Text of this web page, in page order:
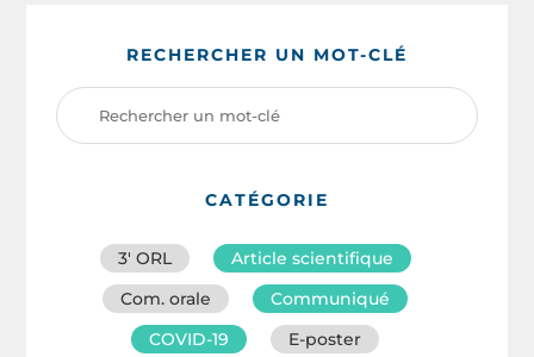
RECHERCHER UN MOT-CLÉ
CATÉGORIE
3′ ORL
Article scientifique
Com. orale
Communiqué
COVID-19
E-poster